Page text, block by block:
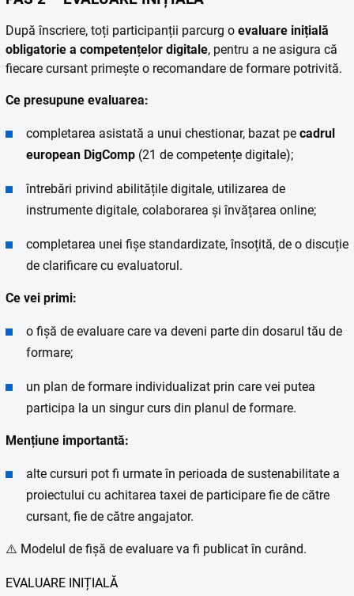
După înscriere, toți participanții parcurg o evaluare inițială
obligatorie a competențelor digitale, pentru a ne asigura că
fiecare cursant primește o recomandare de formare potrivită.
Ce presupune evaluarea:
completarea asistată a unui chestionar, bazat pe cadrul
european DigComp (21 de competențe digitale);
întrebări privind abilitățile digitale, utilizarea de
instrumente digitale, colaborarea și învățarea online;
completarea unei fișe standardizate, însoțită, de o discuție
de clarificare cu evaluatorul.
Ce vei primi:
o fișă de evaluare care va deveni parte din dosarul tău de
formare;
un plan de formare individualizat prin care vei putea
participa la un singur curs din planul de formare.
Mențiune importantă:
alte cursuri pot fi urmate în perioada de sustenabilitate a
proiectului cu achitarea taxei de participare fie de către
cursant, fie de către angajator.
⚠️ Modelul de fișă de evaluare va fi publicat în curând.
EVALUARE INIȚIALĂ